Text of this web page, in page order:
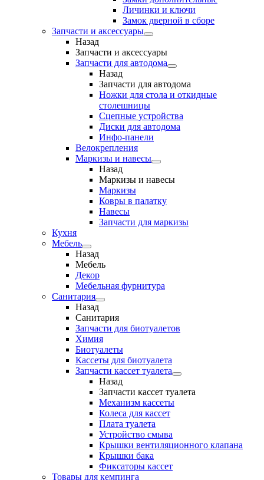
Личинки и ключи
Замок дверной в сборе
Запчасти и аксессуары
Назад
Запчасти и аксессуары
Запчасти для автодома
Назад
Запчасти для автодома
Ножки для стола и откидные
столешницы
Сцепные устройства
Диски для автодома
Инфо-панели
Велокрепления
Маркизы и навесы
Назад
Маркизы и навесы
Маркизы
Ковры в палатку
Навесы
Запчасти для маркизы
Кухня
Мебель
Назад
Мебель
Декор
Мебельная фурнитура
Санитария
Назад
Санитария
Запчасти для биотуалетов
Химия
Биотуалеты
Кассеты для биотуалета
Запчасти кассет туалета
Назад
Запчасти кассет туалета
Механизм кассеты
Колеса для кассет
Плата туалета
Устройство смыва
Крышки вентиляционного клапана
Крышки бака
Фиксаторы кассет
Товары для кемпинга